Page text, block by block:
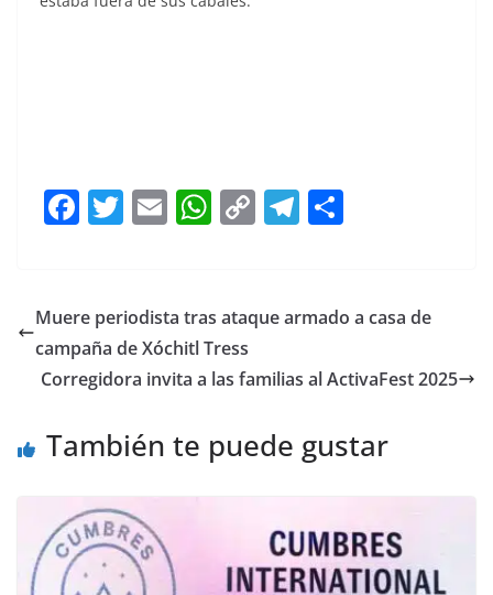
F
a
e
b
o
k
T
w
er
E
m
l
W
h
s
A
p
C
o
y
n
T
el
gr
m
e
Muere periodista tras ataque armado a casa de
campaña de Xóchitl Tress
Corregidora invita a las familias al ActivaFest 2025
También te puede gustar